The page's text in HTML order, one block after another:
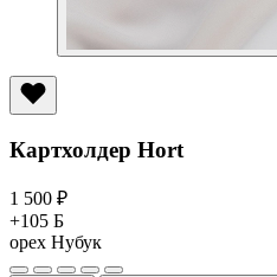
Картхолдер Hort
1 500 ₽
+105 Б
орех Нубук